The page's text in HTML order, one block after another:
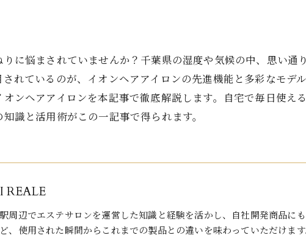
に悩まされていませんか？千葉県の湿度や気候の中、思い通
れているのが、イオンヘアアイロンの先進機能と多彩なモデ
ンヘアアイロンを本記事で徹底解説します。自宅で毎日使え
識と活用術がこの一記事で得られます。
REALE
周辺でエステサロンを運営した知識と経験を活かし、自社開発商品に
、使用された瞬間からこれまでの製品との違いを味わっていただけま